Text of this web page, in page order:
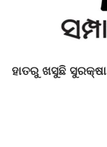
ହାତରୁ ଖସୁଛି ସୁରକ୍ଷା